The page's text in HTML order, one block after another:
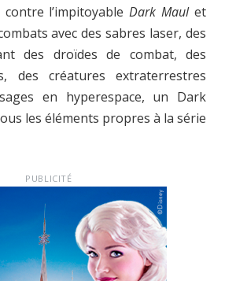
l’impitoyableDark Maulet
avec des sabres laser, des
des droïdes de combat, des
des créatures extraterrestres
en hyperespace, un Dark
les éléments propres à la série
PUBLICITÉ